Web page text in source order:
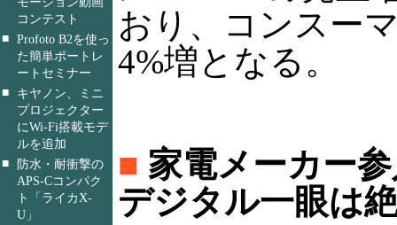
コンテスト
■ Profoto B2を使っ
た簡単ポートレ
ートセミナー
■
キヤノン、ミニ
プロジェクター
にWi-Fi搭載モデ
ルを追加
■
防水・耐衝撃の
APS-Cコンパク
ト「ライカX-
U」
おり、コンスー
4%増となる。
■ 家電メーカー
デジタル一眼は